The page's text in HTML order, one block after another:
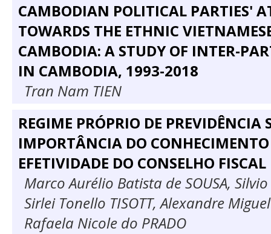
CAMBODIAN POLITICAL PARTIES'
TOWARDS THE ETHNIC
CAMBODIA: A STUDY OF INTER-
IN CAMBODIA, 1993-2018
Tran Nam TIEN
REGIME PRÓPRIO DE PREVIDÊNCIA
IMPORTÂNCIA DO
EFETIVIDADE DO CONSELHO FISCAL
Marco Aurélio Batista de SOUSA,
Sirlei Tonello TISOTT, Alexandre Miguel
Rafaela Nicole do PRADO